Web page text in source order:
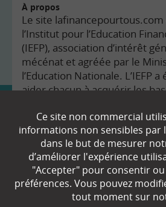
À propos
Le site
l’Institut pour l’Education
(IEFP), association d’intérêt
mécénat et agréée par le
l’Education Nationale. L’IEFP
aider chacun à acquérir les
Se sentir plus à l’aise
financières.
Comprendre les enjeux
monde dans lequel
Ce site non commercial
informations non sensibles par
dans le but de mesurer
d’améliorer l'expérience
"Accepter" pour consentir
préférences. Vous pouvez
tout moment sur